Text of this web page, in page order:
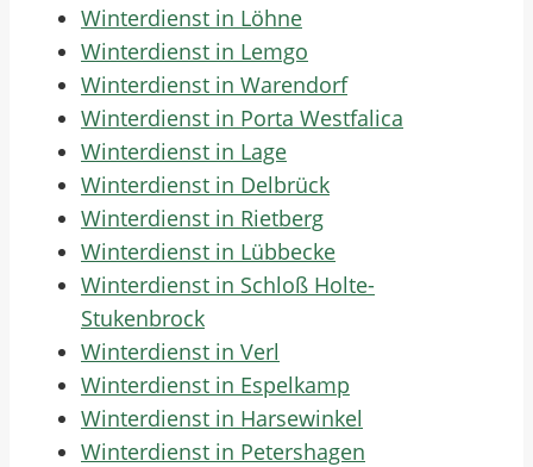
Winterdienst in Löhne
Winterdienst in Lemgo
Winterdienst in Warendorf
Winterdienst in Porta Westfalica
Winterdienst in Lage
Winterdienst in Delbrück
Winterdienst in Rietberg
Winterdienst in Lübbecke
Winterdienst in Schloß Holte-
Stukenbrock
Winterdienst in Verl
Winterdienst in Espelkamp
Winterdienst in Harsewinkel
Winterdienst in Petershagen